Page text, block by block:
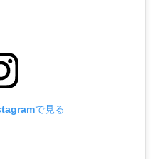
で見る